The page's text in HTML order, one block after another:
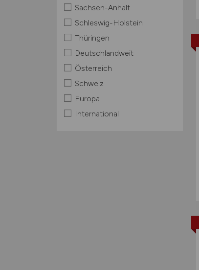
Sachsen-Anhalt
Schleswig-Holstein
Thüringen
Deutschlandweit
Österreich
Schweiz
Europa
International